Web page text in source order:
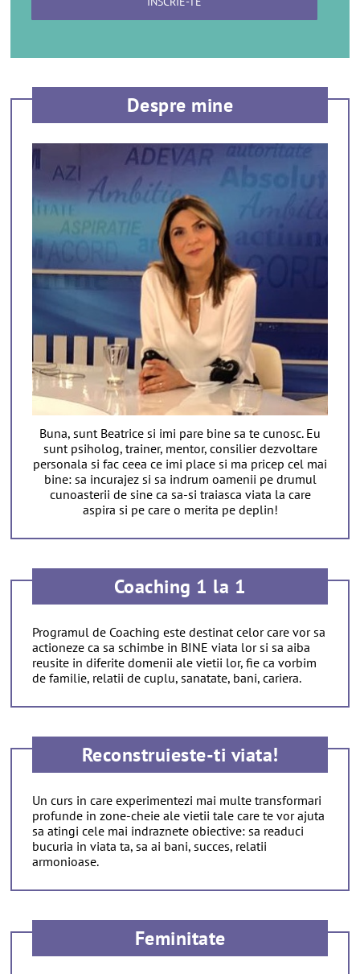
Despre mine
Buna, sunt Beatrice si imi pare bine sa te cunosc. Eu
sunt psiholog, trainer, mentor, consilier dezvoltare
personala si fac ceea ce imi place si ma pricep cel mai
bine: sa incurajez si sa indrum oamenii pe drumul
cunoasterii de sine ca sa-si traiasca viata la care
aspira si pe care o merita pe deplin!
Coaching 1 la 1
Programul de Coaching este destinat celor care vor sa
actioneze ca sa schimbe in BINE viata lor si sa aiba
reusite in diferite domenii ale vietii lor, fie ca vorbim
de familie, relatii de cuplu, sanatate, bani, cariera.
Reconstruieste-ti viata!
Un curs in care experimentezi mai multe transformari
profunde in zone-cheie ale vietii tale care te vor ajuta
sa atingi cele mai indraznete obiective: sa readuci
bucuria in viata ta, sa ai bani, succes, relatii
armonioase.
Feminitate